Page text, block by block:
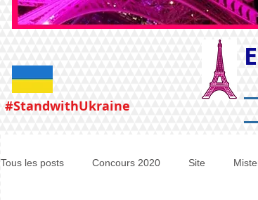
#StandwithUkraine
Tous les posts Concours 2020 Site